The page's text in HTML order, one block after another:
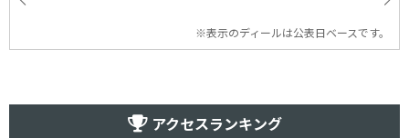
※表示のディールは公表日ベースです。
アクセスランキング